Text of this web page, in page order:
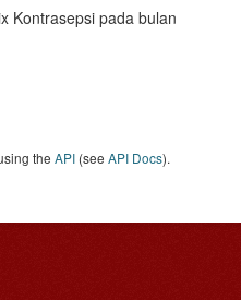
Kontrasepsi pada bulan
the API (see API Docs).